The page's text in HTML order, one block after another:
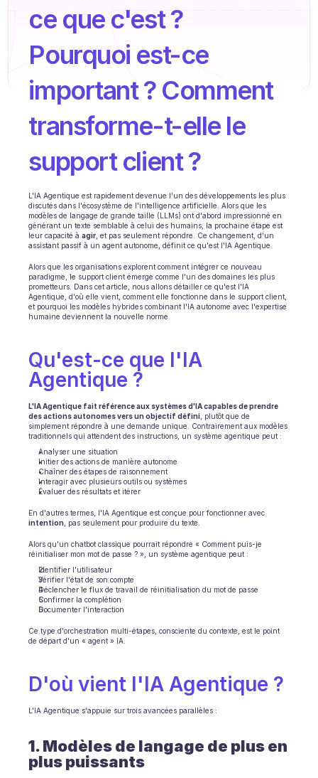
Ticket Center
IA
Planification
Suivi qualité
Communication
Analytics
INDUSTRIES
B2B SaaS
Plateforme C2C
Éducation
Fintech
Assurance
Logistique
Place de marché
Mobilité
Télécommunication
Voyage
Service publics
Plateforme C2C
Éducation
Assurance
Logistique
Place de marché
ce que c'est ?
Pourquoi est-ce
important ? Comment
transforme-t-elle le
support client ?
L'IA Agentique est rapidement devenue l'un des développements les plus
discutés dans l'écosystème de l'intelligence artificielle. Alors que les
modèles de langage de grande taille (LLMs) ont d'abord impressionné en
générant un texte semblable à celui des humains, la prochaine étape est
leur capacité à agir , et pas seulement répondre. Ce changement, d'un
assistant passif à un agent autonome, définit ce qu'est l'IA Agentique.
Alors que les organisations explorent comment intégrer ce nouveau
paradigme, le support client émerge comme l'un des domaines les plus
prometteurs. Dans cet article, nous allons détailler ce qu'est l'IA
Agentique, d'où elle vient, comment elle fonctionne dans le support client,
et pourquoi les modèles hybrides combinant l'IA autonome avec l'expertise
humaine deviennent la nouvelle norme.
Qu'est-ce que l'IA
Agentique ?
L'IA Agentique fait référence aux systèmes d'IA capables de prendre
des actions autonomes vers un objectif défini , plutôt que de
simplement répondre à une demande unique. Contrairement aux modèles
traditionnels qui attendent des instructions, un système agentique peut :
Analyser une situation
Initier des actions de manière autonome
Chaîner des étapes de raisonnement
Interagir avec plusieurs outils ou systèmes
Évaluer des résultats et itérer
intention , pas seulement pour produire du texte.
Alors qu'un chatbot classique pourrait répondre « Comment puis-je
réinitialiser mon mot de passe ? », un système agentique peut :
Identifier l'utilisateur
Vérifier l'état de son compte
Déclencher le flux de travail de réinitialisation du mot de passe
Confirmer la complétion
Documenter l'interaction
Ce type d'orchestration multi-étapes, consciente du contexte, est le point
de départ d'un « agent » IA.
D'où vient l'IA Agentique ?
L'IA Agentique s'appuie sur trois avancées parallèles :
1. Modèles de langage de plus en
plus puissants